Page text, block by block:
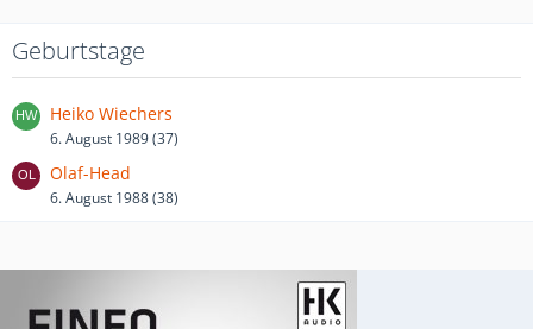
Geburtstage
Heiko Wiechers
6. August 1989 (37)
Olaf-Head
6. August 1988 (38)